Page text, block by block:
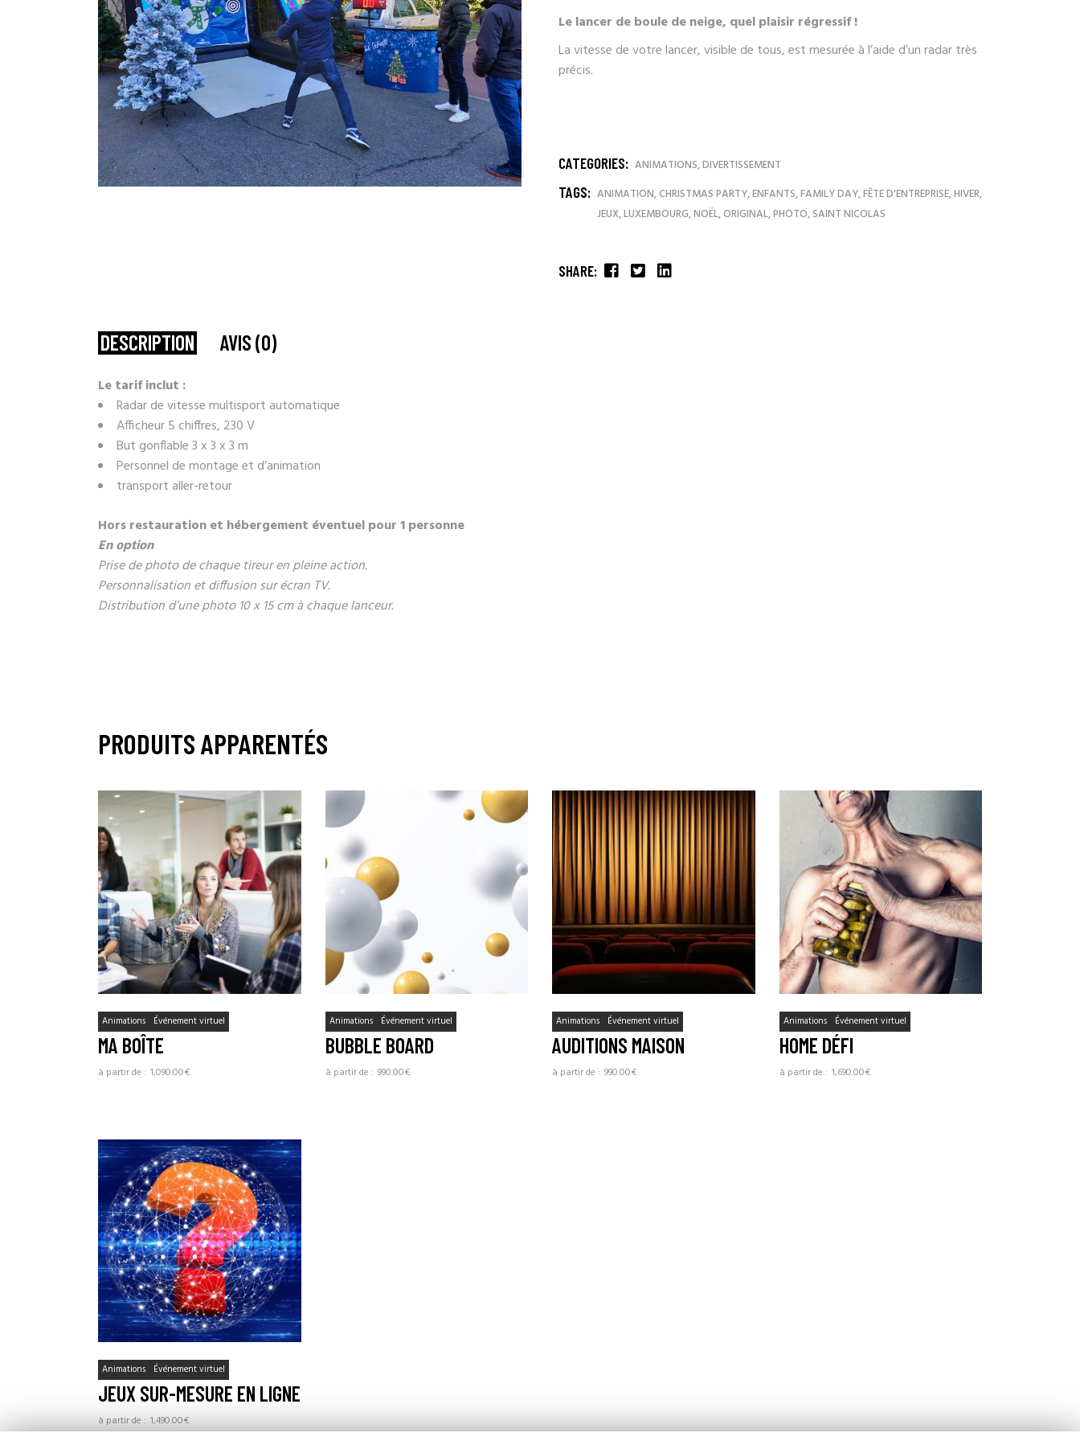
Le lancer de boule de neige, quel plaisir régressif !
La vitesse de votre lancer, visible de tous, est mesurée à l’aide d’un radar très
précis.
CATEGORIES: ANIMATIONS,DIVERTISSEMENT
TAGS: ANIMATION,CHRISTMAS PARTY,ENFANTS,FAMILY DAY,FÊTE D'ENTREPRISE,HIVER,
JEUX,LUXEMBOURG,NOËL,ORIGINAL,PHOTO,SAINT NICOLAS
SHARE:
DESCRIPTION AVIS (0)
Le tarif inclut :
Radar de vitesse multisport automatique
Afficheur 5 chiffres, 230 V
But gonflable 3 x 3 x 3 m
Personnel de montage et d’animation
transport aller-retour
Hors restauration et hébergement éventuel pour 1 personne
En option
Prise de photo de chaque tireur en pleine action.
Personnalisation et diffusion sur écran TV.
Distribution d’une photo 10 x 15 cm à chaque lanceur.
PRODUITS APPARENTÉS
Animations Événement virtuel
MA BOÎTE
1,090.00€
Animations Événement virtuel
BUBBLE BOARD
990.00€
Animations Événement virtuel
AUDITIONS MAISON
990.00€
Animations Événement virtuel
HOME DÉFI
1,690.00€
Animations Événement virtuel
JEUX SUR-MESURE EN LIGNE
1,490.00€